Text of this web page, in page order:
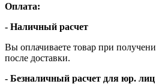
Оплата:
- Наличный расчет
Вы оплачиваете товар при
после доставки.
- Безналичный расчет для юр. лиц